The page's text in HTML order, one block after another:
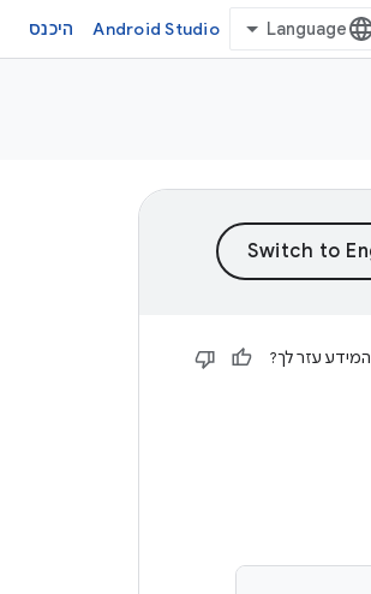
Android Studio היכנס
המידע עזר לך?